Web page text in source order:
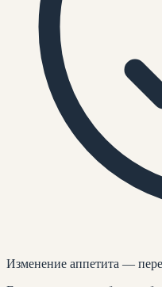
Изменение аппетита —